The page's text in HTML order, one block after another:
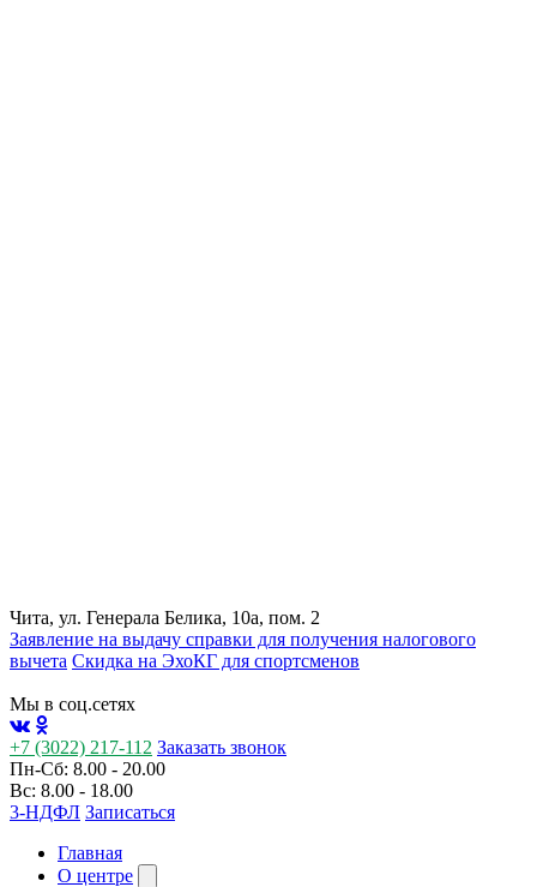
Чита, ул. Генерала Белика, 10а, пом. 2
Заявление на выдачу справки для получения налогового
вычета Cкидка на ЭхоКГ для спортсменов
Мы в соц.сетях
+7 (3022) 217-112 Заказать звонок
Пн-Сб: 8.00 - 20.00
Вс: 8.00 - 18.00
3-НДФЛ Записаться
Главная
О центре